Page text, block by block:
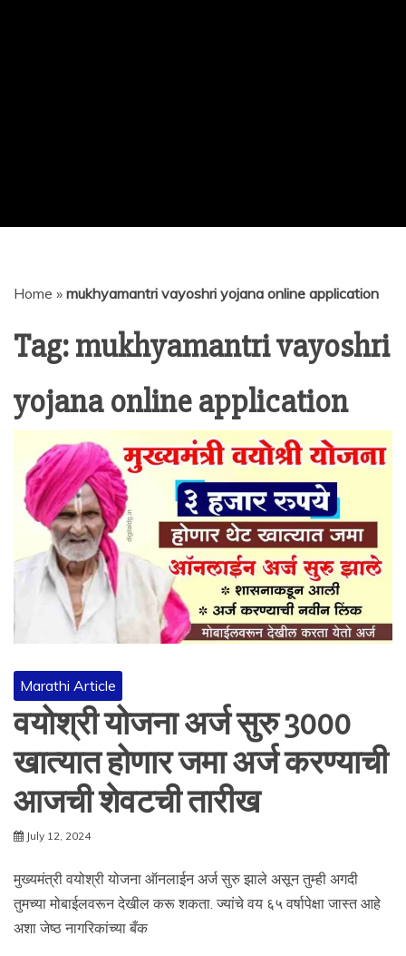
Home » mukhyamantri vayoshri yojana online application
Tag:mukhyamantri vayoshri
yojana online application
Marathi Article
वयोश्री योजना अर्ज सुरु 3000
खात्यात होणार जमा अर्ज करण्याची
आजची शेवटची तारीख
July 12, 2024
मुख्यमंत्री वयोश्री योजना ऑनलाईन अर्ज सुरु झाले असून तुम्ही अगदी
तुमच्या मोबाईलवरून देखील करू शकता. ज्यांचे वय ६५ वर्षापेक्षा जास्त आहे
अशा जेष्ठ नागरिकांच्या बँक